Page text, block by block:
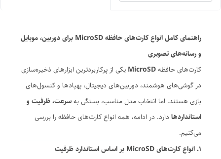
راهنمای کامل انواع کارت‌های حافظه MicroSD برای دوربین، موبایل
و رسانه‌های تصویری
کارت‌های حافظهMicroSD یکی از پرکاربردترین ابزارهای ذخیره‌سازی
در گوشی‌های هوشمند، دوربین‌های دیجیتال، پهپادها و کنسول‌های
بازی هستند. اما انتخاب مدل مناسب، بستگی بهسرعت، ظرفیت و
استانداردهادارد. در ادامه، همه انواع کارت‌های حافظه را بررسی
می‌کنیم.
۱. انواع کارت‌های MicroSD بر اساس استاندارد ظرفیت